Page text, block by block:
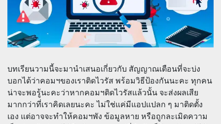
บทเรียนวามนี้จะมานำเสนอเกี่ยวกับ สัญญาณเตือนที่จะบ่ง
บอกได้ว่าคอมฯของเราติดไวรัส พร้อมวิธีป้องกันนะคะ ทุกคน
น่าจะพอรู้นะคะว่าหากคอมฯติดไวรัสแล้วนั้น จะส่งผลเสีย
มากกว่าที่เราคิดเลยนะคะ ไม่ใช่แค่มีแอปแปลก ๆ มาติดตั้ง
เอง แต่อาจจะทำให้คอมฯพัง ข้อมูลหาย หรือถูกละเมิดความ